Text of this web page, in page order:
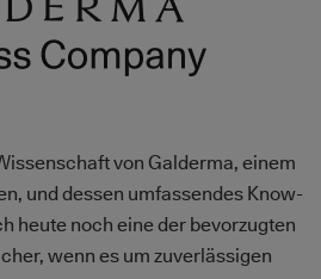
von Galderma, einem
und dessen umfassendes Know-
heute noch eine der bevorzugten
wenn es um zuverlässigen